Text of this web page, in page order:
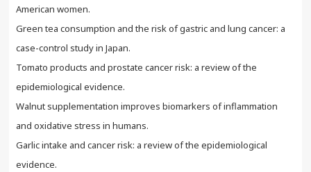
American women.
Green tea consumption and the risk of gastric and lung cancer: a
case-control study in Japan.
Tomato products and prostate cancer risk: a review of the
epidemiological evidence.
Walnut supplementation improves biomarkers of inflammation
and oxidative stress in humans.
Garlic intake and cancer risk: a review of the epidemiological
evidence.